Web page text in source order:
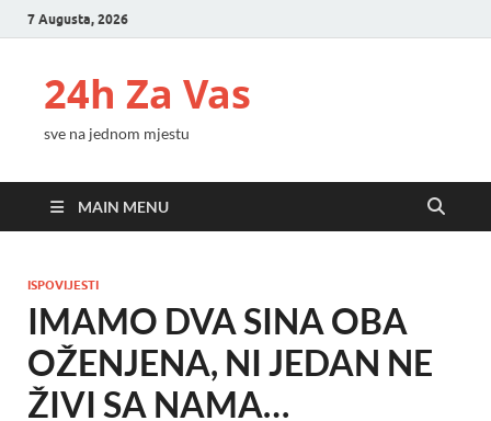
7 Augusta, 2026
24h Za Vas
sve na jednom mjestu
MAIN MENU
ISPOVIJESTI
IMAMO DVA SINA OBA
OŽENJENA, NI JEDAN NE
ŽIVI SA NAMA…